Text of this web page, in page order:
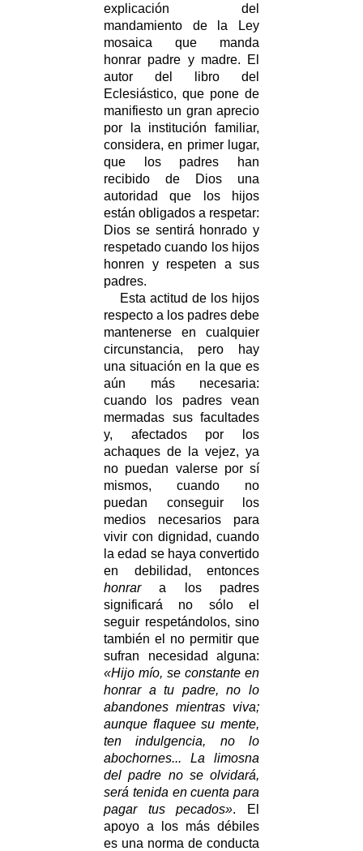
explicación del
mandamiento de la Ley
mosaica que manda
honrar padre y madre. El
autor del libro del
Eclesiástico, que pone de
manifiesto un gran aprecio
por la institución familiar,
considera, en primer lugar,
que los padres han
recibido de Dios una
autoridad que los hijos
están obligados a respetar:
Dios se sentirá honrado y
respetado cuando los hijos
honren y respeten a sus
padres.
Esta actitud de los hijos
respecto a los padres debe
mantenerse en cualquier
circunstancia, pero hay
una situación en la que es
aún más necesaria:
cuando los padres vean
mermadas sus facultades
y, afectados por los
achaques de la vejez, ya
no puedan valerse por sí
mismos, cuando no
puedan conseguir los
medios necesarios para
vivir con dignidad, cuando
la edad se haya convertido
en debilidad, entonces
honrara los padres
significará no sólo el
seguir respetándolos, sino
también el no permitir que
sufran necesidad alguna:
«Hijo mío, se constante en
honrar a tu padre, no lo
abandones mientras viva;
aunque flaquee su mente,
ten indulgencia, no lo
abochornes... La limosna
del padre no se olvidará,
será tenida en cuenta para
pagar tus pecados». El
apoyo a los más débiles
es una norma de conducta